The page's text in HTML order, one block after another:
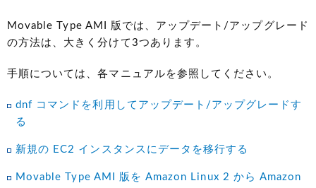
Movable Type AMI 版では、アップデート/アップグレード
の方法は、大きく分けて3つあります。
手順については、各マニュアルを参照してください。
dnf コマンドを利用してアップデート/アップグレードす
る
新規の EC2 インスタンスにデータを移行する
Movable Type AMI 版を Amazon Linux 2 から Amazon